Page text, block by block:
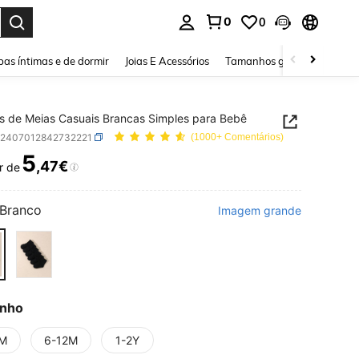
0 0
íntimas e de dormir Joias E Acessórios Tamanhos grandes
de Meias Casuais Brancas Simples para Bebê
(1000+ Comentários)
AND AVAILABILITY
de5,47€
Branco Imagem grande
6-12M 1-2Y